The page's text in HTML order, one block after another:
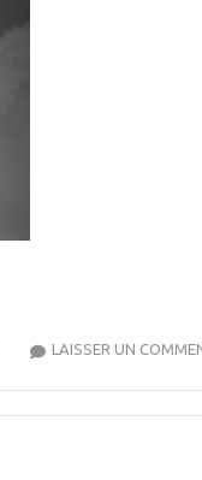
LAISSER UN